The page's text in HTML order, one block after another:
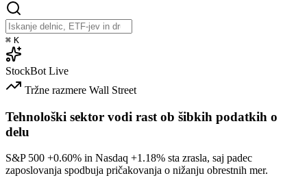
⌘ K
StockBot Live
Tržne razmere Wall Street
Tehnološki sektor vodi rast ob šibkih podatkih o
delu
S&P 500 +0.60% in Nasdaq +1.18% sta zrasla, saj padec
zaposlovanja spodbuja pričakovanja o nižanju obrestnih mer.